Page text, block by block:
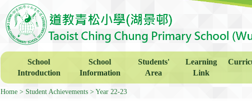
School
Introduction
School
Information
Students'
Area
Learning
Link
Home Student Achievements Year 22-23